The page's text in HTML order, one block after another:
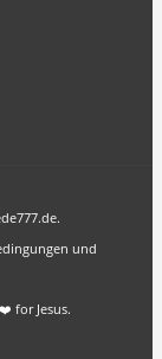
und
for Jesus.